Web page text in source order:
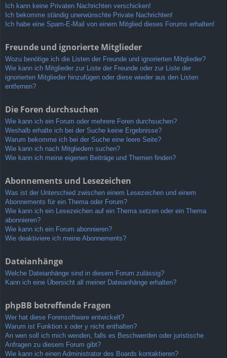
Ich kann keine Privaten Nachrichten verschicken!
Ich bekomme ständig unerwünschte Private Nachrichten!
Ich habe eine Spam-E-Mail von einem Mitglied dieses Forums erhalten!
Freunde und ignorierte Mitglieder
Wozu benötige ich die Listen der Freunde und ignorierten Mitglieder?
Wie kann ich Mitglieder zur Liste der Freunde oder zur Liste der
ignorierten Mitglieder hinzufügen oder diese wieder aus den Listen
entfernen?
Die Foren durchsuchen
Wie kann ich ein Forum oder mehrere Foren durchsuchen?
Weshalb erhalte ich bei der Suche keine Ergebnisse?
Warum bekomme ich bei der Suche eine leere Seite?
Wie kann ich nach Mitgliedern suchen?
Wie kann ich meine eigenen Beiträge und Themen finden?
Abonnements und Lesezeichen
Was ist der Unterschied zwischen einem Lesezeichen und einem
Abonnements für ein Thema oder Forum?
Wie kann ich ein Lesezeichen auf ein Thema setzen oder ein Thema
abonnieren?
Wie kann ich ein Forum abonnieren?
Wie deaktiviere ich meine Abonnements?
Dateianhänge
Welche Dateianhänge sind in diesem Forum zulässig?
Kann ich eine Übersicht all meiner Dateianhänge erhalten?
phpBB betreffende Fragen
Wer hat diese Forensoftware entwickelt?
Warum ist Funktion x oder y nicht enthalten?
An wen soll ich mich wenden, falls es Beschwerden oder juristische
Anfragen zu diesem Forum gibt?
Wie kann ich einen Administrator des Boards kontaktieren?